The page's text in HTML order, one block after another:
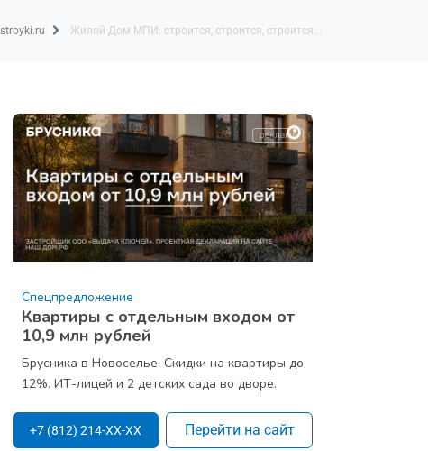
Жилой Дом МПИ: строится, строится, строится...
Спецпредложение
Квартиры с отдельным входом от
10,9 млн рублей
Брусника в Новоселье. Скидки на квартиры до
12%. ИТ-лицей и 2 детских сада во дворе.
+7 (812) 214-XX-XX Перейти на сайт